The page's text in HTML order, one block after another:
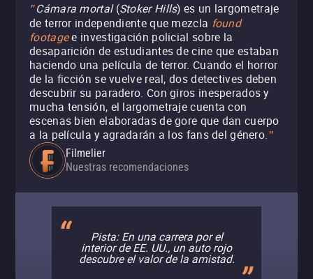
"Cámara mortal(Stoker Hills) es un largometraje
de terror independiente que mezcla found
footagee investigación policial sobre la
desaparición de estudiantes de cine que estaban
haciendo una película de terror. Cuando el horror
de la ficción se vuelve real, dos detectives deben
descubrir su paradero. Con giros inesperados y
mucha tensión, el largometraje cuenta con
escenas bien elaboradas de gore que dan cuerpo
a la película y agradarán a los fans del género."
Filmelier
Nuestras recomendaciones
Pista: En una carrera por el
interior de EE. UU., un auto rojo
descubre el valor de la amistad.